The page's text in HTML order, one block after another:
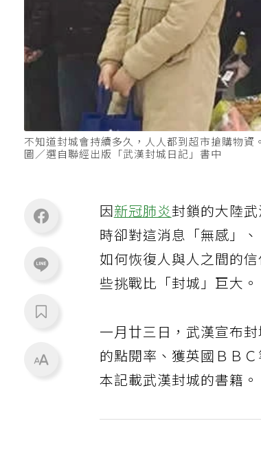
不知道封城會持續多久，人人都到超市搶購物資。
圖／選自聯經出版「武漢封城日記」書中
因新冠肺炎封鎖的大陸
時卻對這消息「無感」
如何恢復人與人之間的
些挑戰比「封城」巨大。
一月廿三日，武漢宣布
的點閱率、獲英國ＢＢ
本記載武漢封城的書籍。